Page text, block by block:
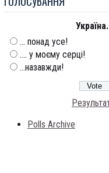
... понад усе!
.... у моєму серці!
...назавжди!
Polls Archive